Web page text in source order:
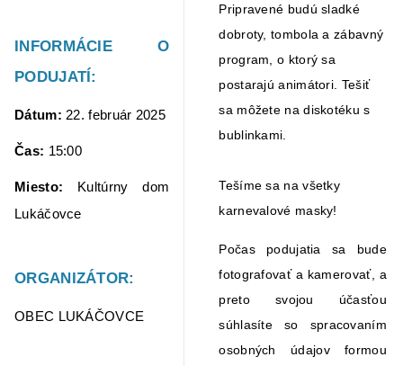
INFORMÁCIE O
PODUJATÍ:
Dátum: 22. február 2025
Čas: 15:00
Miesto: Kultúrny dom
Lukáčovce
ORGANIZÁTOR:
OBEC LUKÁČOVCE
Pripravené budú sladké
dobroty, tombola a zábavný
program, o ktorý sa
postarajú animátori. Tešiť
sa môžete na diskotéku s
bublinkami.
Tešíme sa na všetky
karnevalové masky!
Počas podujatia sa bude
fotografovať a kamerovať, a
preto svojou účasťou
súhlasíte so spracovaním
osobných údajov formou